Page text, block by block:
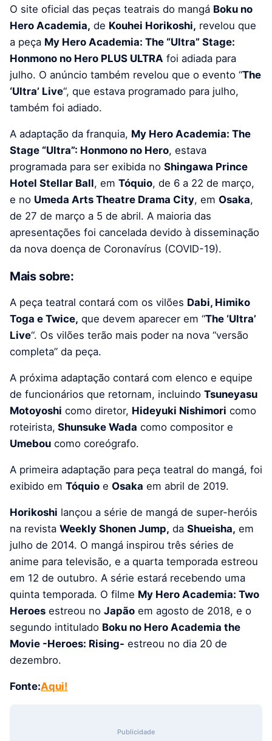
O site oficial das peças teatrais do mangá Boku no
Hero Academia, de Kouhei Horikoshi, revelou que
a peça My Hero Academia: The “Ultra” Stage:
Honmono no Hero PLUS ULTRA foi adiada para
julho. O anúncio também revelou que o evento “The
‘Ultra’ Live“, que estava programado para julho,
também foi adiado.
A adaptação da franquia, My Hero Academia: The
Stage “Ultra”: Honmono no Hero, estava
programada para ser exibida no Shingawa Prince
Hotel Stellar Ball, em Tóquio, de 6 a 22 de março,
e no Umeda Arts Theatre Drama City, em Osaka,
de 27 de março a 5 de abril. A maioria das
apresentações foi cancelada devido à disseminação
da nova doença de Coronavírus (COVID-19).
Mais sobre:
A peça teatral contará com os vilões Dabi, Himiko
Toga e Twice, que devem aparecer em “The ‘Ultra’
Live“. Os vilões terão mais poder na nova “versão
completa” da peça.
A próxima adaptação contará com elenco e equipe
de funcionários que retornam, incluindo Tsuneyasu
Motoyoshi como diretor, Hideyuki Nishimori como
roteirista, Shunsuke Wada como compositor e
Umebou como coreógrafo.
A primeira adaptação para peça teatral do mangá, foi
exibido em Tóquio e Osaka em abril de 2019.
Horikoshi lançou a série de mangá de super-heróis
na revista Weekly Shonen Jump, da Shueisha, em
julho de 2014. O mangá inspirou três séries de
anime para televisão, e a quarta temporada estreou
em 12 de outubro. A série estará recebendo uma
quinta temporada. O filme My Hero Academia: Two
Heroes estreou no Japão em agosto de 2018, e o
segundo intitulado Boku no Hero Academia the
Movie -Heroes: Rising- estreou no dia 20 de
dezembro.
Fonte:Aqui!
Publicidade